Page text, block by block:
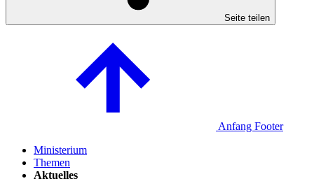
Seite teilen
Anfang Footer
Ministerium
Themen
Aktuelles